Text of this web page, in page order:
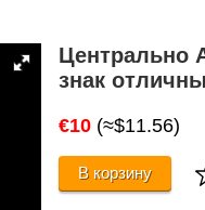
Центрально
знак
€10 (≈$11.56)
В корзину